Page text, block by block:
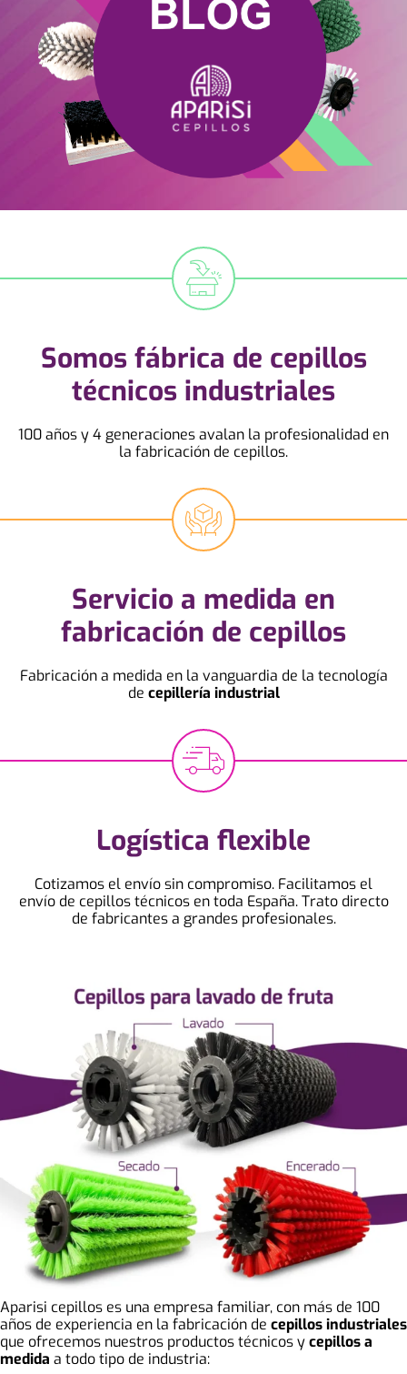
Aparisi
Pabellón 8,
06-08
Somos fábrica de cepillos
técnicos industriales
100 años y 4 generaciones avalan la profesionalidad en
la fabricación de cepillos.
Servicio a medida en
fabricación de cepillos
Fabricación a medida en la vanguardia de la tecnología
de cepillería industrial
Logística flexible
Cotizamos el envío sin compromiso. Facilitamos el
envío de cepillos técnicos en toda España. Trato directo
de fabricantes a grandes profesionales.
Aparisi cepillos es una empresa familiar, con más de 100
años de experiencia en la fabricación de cepillos industriales
que ofrecemos nuestros productos técnicos ycepillos a
medida a todo tipo de industria: